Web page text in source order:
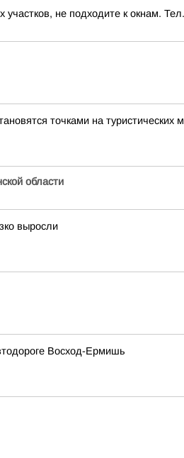
не подходите к окнам.
точками на туристических
области
выросли
Восход-Ермишь